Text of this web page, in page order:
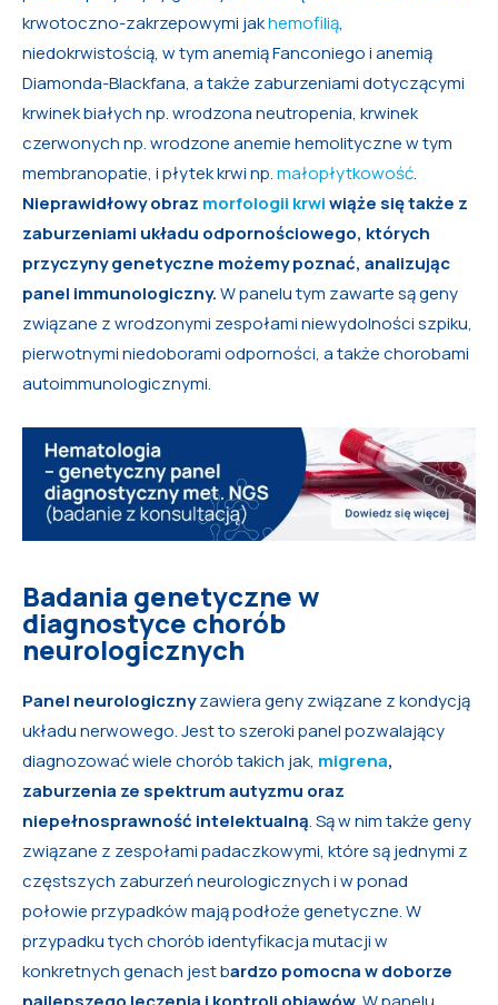
krwotoczno-zakrzepowymi jakhemofilią,
niedokrwistością, w tym anemią Fanconiego i anemią
Diamonda-Blackfana, a także zaburzeniami dotyczącymi
krwinek białych np. wrodzona neutropenia, krwinek
czerwonych np. wrodzone anemie hemolityczne w tym
membranopatie, i płytek krwi np.małopłytkowość.
Nieprawidłowy obraz morfologii krwiwiąże się także z
zaburzeniami układu odpornościowego, których
przyczyny genetyczne możemy poznać, analizując
panel immunologiczny.W panelu tym zawarte są geny
związane z wrodzonymi zespołami niewydolności szpiku,
pierwotnymi niedoborami odporności, a także chorobami
autoimmunologicznymi.
Badania genetyczne w
diagnostyce chorób
neurologicznych
Panel neurologicznyzawiera geny związane z kondycją
układu nerwowego. Jest to szeroki panel pozwalający
diagnozować wiele chorób takich jak, migrena,
zaburzenia ze spektrum autyzmu oraz
niepełnosprawność intelektualną. Są w nim także geny
związane z zespołami padaczkowymi, które są jednymi z
częstszych zaburzeń neurologicznych i w ponad
połowie przypadków mają podłoże genetyczne. W
przypadku tych chorób identyfikacja mutacji w
konkretnych genach jest bardzo pomocna w doborze